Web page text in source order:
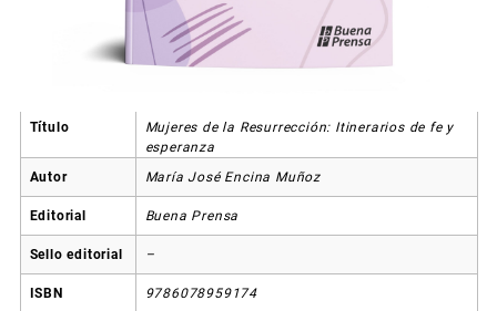
Título
Mujeres de la Resurrección: Itinerarios de fe y
esperanza
Autor
María José Encina Muñoz
Editorial Buena Prensa
Sello editorial –
ISBN 9786078959174